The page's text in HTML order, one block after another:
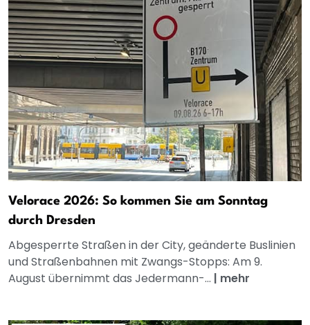
Velorace 2026: So kommen Sie am Sonntag
durch Dresden
Abgesperrte Straßen in der City, geänderte Buslinien
und Straßenbahnen mit Zwangs-Stopps: Am 9.
August übernimmt das Jedermann-... | mehr